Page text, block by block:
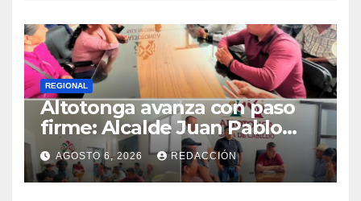
municipio
REGIONAL
Altotonga avanza con paso
firme: Alcalde Juan Pablo
Becerra encabeza mesa de
diálogo con habitantes de
Malacatepec
AGOSTO 6, 2026 REDACCIÓN